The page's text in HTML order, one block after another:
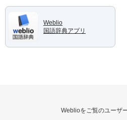
Weblio
国語辞典アプリ
Weblioをご覧のユーザ